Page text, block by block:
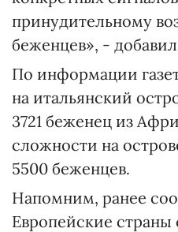
принудительному
беженцев», -
По информации
на итальянский
3721 беженец из
сложности на
5500 беженцев.
Напомним, ранее
Европейские